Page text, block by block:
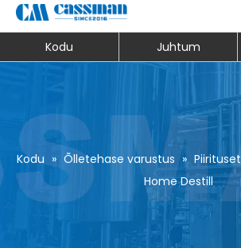
Kodu Juhtum
Kodu » Õlletehase varustus »
Home Destill